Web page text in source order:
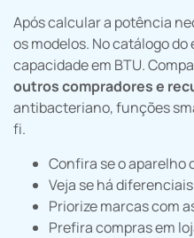
Após calcular a potência
os modelos. No catálogo
capacidade em BTU.
outros compradores e
antibacteriano, funções
fi.
Confira se o aparelho
Veja se há
Priorize marcas com
Prefira compras em